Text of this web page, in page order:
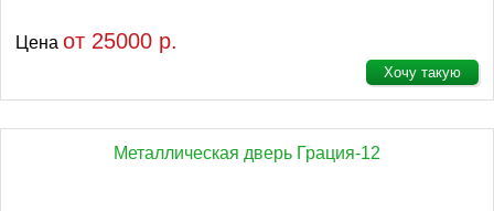
Цена от 25000 р.
Хочу такую
Металлическая дверь Грация-12